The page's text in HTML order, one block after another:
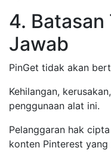
4.
Jawab
PinGet tidak akan
Kehilangan,
penggunaan alat ini.
Pelanggaran hak
konten Pinterest yang